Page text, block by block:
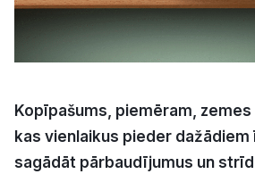
Pasākumi
Reklāma
Kopīpašums, piemēram, zemes
kas vienlaikus pieder
sagādāt pārbaudījumus un